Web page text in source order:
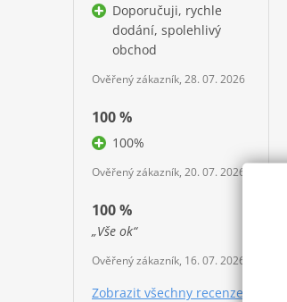
Doporučuji, rychle
dodání, spolehlivý
obchod
Ověřený zákazník, 28. 07. 2026
100 %
100%
Ověřený zákazník, 20. 07. 2026
100 %
„Vše ok“
Ověřený zákazník, 16. 07. 2026
Zobrazit všechny recenze